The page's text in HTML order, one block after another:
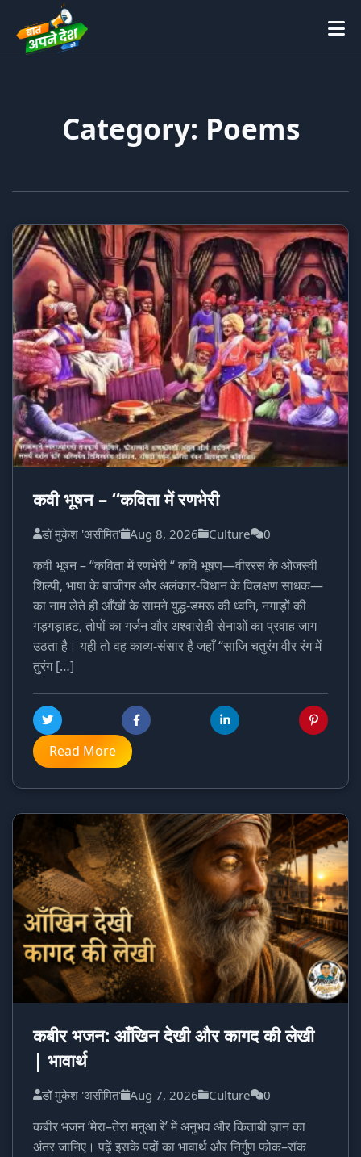
Category: Poems
कवी भूषन – “कविता में रणभेरी
डॉ मुकेश 'असीमित' Aug 8, 2026 Culture 0
कवी भूषन – “कविता में रणभेरी “ कवि भूषण—वीररस के ओजस्वी
शिल्पी, भाषा के बाजीगर और अलंकार-विधान के विलक्षण साधक—
का नाम लेते ही आँखों के सामने युद्ध-डमरू की ध्वनि, नगाड़ों की
गड़गड़ाहट, तोपों का गर्जन और अश्वारोही सेनाओं का प्रवाह जाग
उठता है। यही तो वह काव्य-संसार है जहाँ “साजि चतुरंग वीर रंग में
तुरंग […]
Read More
कबीर भजन: आँखिन देखी और कागद की लेखी
| भावार्थ
डॉ मुकेश 'असीमित' Aug 7, 2026 Culture 0
कबीर भजन ‘मेरा–तेरा मनुआ रे’ में अनुभव और किताबी ज्ञान का
अंतर जानिए। पढ़ें इसके पदों का भावार्थ और निर्गुण फोक–रॉक